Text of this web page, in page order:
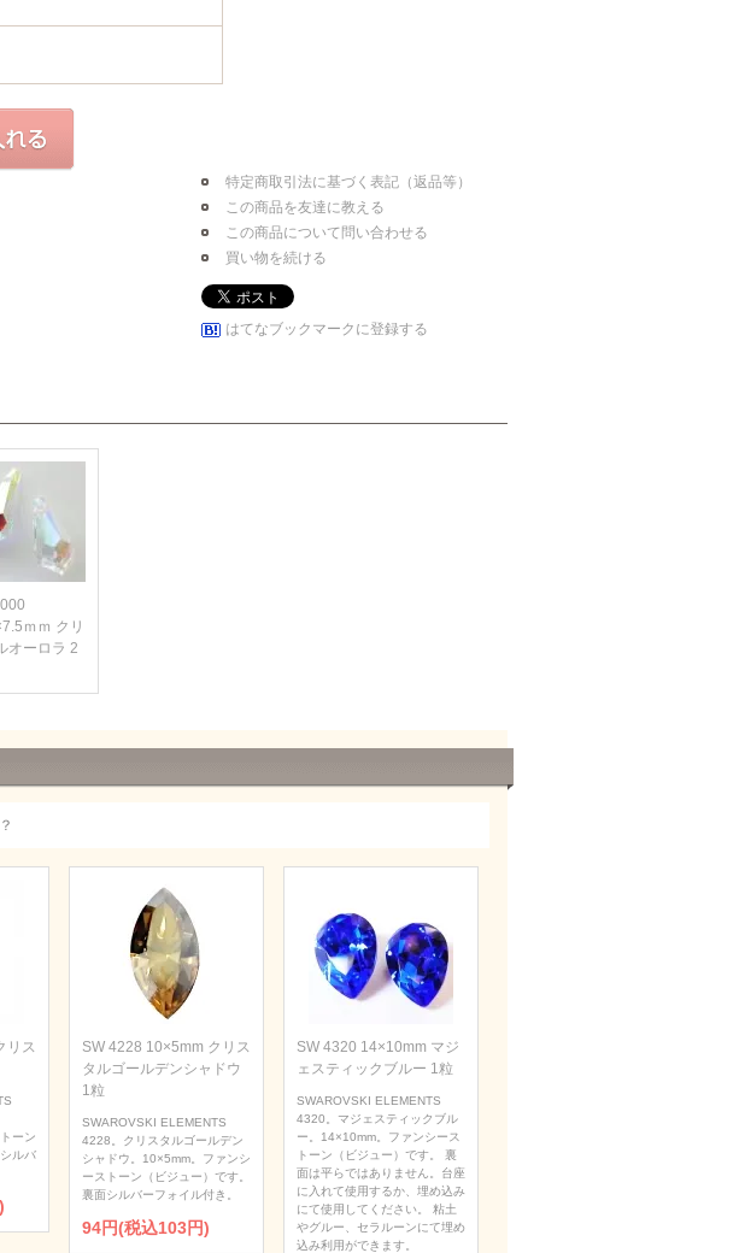
特定商取引法に基づく表記（返品等）
この商品を友達に教える
この商品について問い合わせる
買い物を続ける
はてなブックマークに登録する
ｍｍ クリ
オーロラ 2
リス
ーン
ルバ
SW 4228 10×5mm クリス
タルゴールデンシャドウ
1粒
SWAROVSKI ELEMENTS
4228。クリスタルゴールデン
シャドウ。10×5mm。ファンシ
ーストーン（ビジュー）です。
裏面シルバーフォイル付き。
94円(税込103円)
SW 4320 14×10mm マジ
ェスティックブルー 1粒
SWAROVSKI ELEMENTS
4320。マジェスティックブル
ー。14×10mm。ファンシース
トーン（ビジュー）です。 裏
面は平らではありません。台座
に入れて使用するか、埋め込み
にて使用してください。 粘土
やグルー、セラルーンにて埋め
込み利用ができます。